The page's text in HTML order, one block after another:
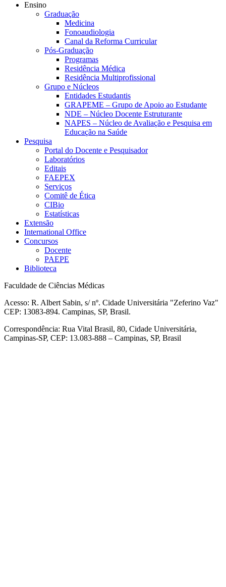
Ensino
Graduação
Medicina
Fonoaudiologia
Canal da Reforma Curricular
Pós-Graduação
Programas
Residência Médica
Residência Multiprofissional
Grupo e Núcleos
Entidades Estudantis
GRAPEME – Grupo de Apoio ao Estudante
NDE – Núcleo Docente Estruturante
NAPES – Núcleo de Avaliação e Pesquisa em
Educação na Saúde
Pesquisa
Portal do Docente e Pesquisador
Laboratórios
Editais
FAEPEX
Serviços
Comitê de Ética
CIBio
Estatísticas
Extensão
International Office
Concursos
Docente
PAEPE
Biblioteca
Faculdade de Ciências Médicas
Acesso: R. Albert Sabin, s/ nº. Cidade Universitária "Zeferino Vaz"
CEP: 13083-894. Campinas, SP, Brasil.
Correspondência: Rua Vital Brasil, 80, Cidade Universitária,
Campinas-SP, CEP: 13.083-888 – Campinas, SP, Brasil